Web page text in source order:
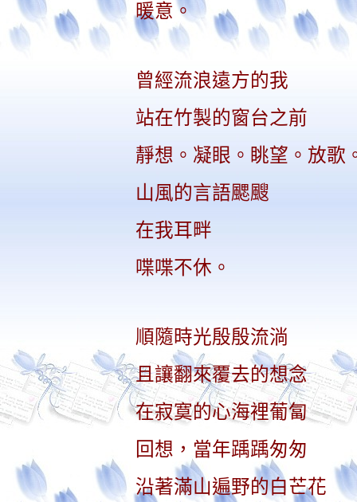
暖意。
曾經流浪遠方的我
站在竹製的窗台之前
靜想。凝眼。眺望。放歌
山風的言語颸颼
在我耳畔
喋喋不休。
順隨時光殷殷流淌
且讓翻來覆去的想念
在寂寞的心海裡葡匐
回想，當年踽踽匆匆
沿著滿山遍野的白芒花